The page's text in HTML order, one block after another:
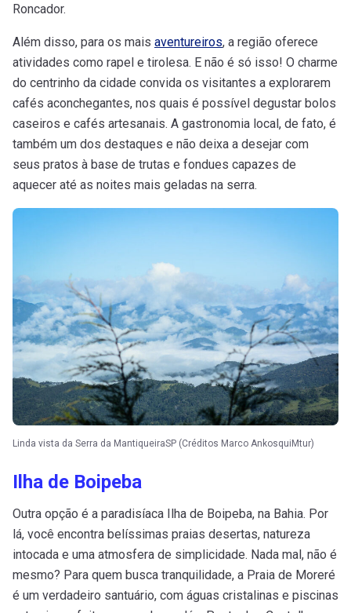
Roncador.
Além disso, para os mais aventureiros, a região oferece
atividades como rapel e tirolesa. E não é só isso! O charme
do centrinho da cidade convida os visitantes a explorarem
cafés aconchegantes, nos quais é possível degustar bolos
caseiros e cafés artesanais. A gastronomia local, de fato, é
também um dos destaques e não deixa a desejar com
seus pratos à base de trutas e fondues capazes de
aquecer até as noites mais geladas na serra.
Linda vista da Serra da MantiqueiraSP (Créditos Marco AnkosquiMtur)
Ilha de Boipeba
Outra opção é a paradisíaca Ilha de Boipeba, na Bahia. Por
lá, você encontra belíssimas praias desertas, natureza
intocada e uma atmosfera de simplicidade. Nada mal, não é
mesmo? Para quem busca tranquilidade, a Praia de Moreré
é um verdadeiro santuário, com águas cristalinas e piscinas